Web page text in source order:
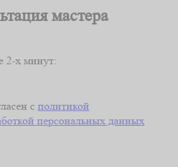
мастера
2-х минут:
с политикой
персональных данных